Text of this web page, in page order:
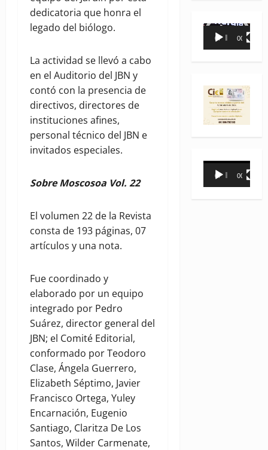
dedicatoria que honra el
legado del biólogo.
La actividad se llevó a cabo
en el Auditorio del JBN y
contó con la presencia de
directivos, directores de
instituciones afines,
personal técnico del JBN e
invitados especiales.
Sobre Moscosoa Vol. 22
El volumen 22 de la Revista
consta de 193 páginas, 07
artículos y una nota.
Fue coordinado y
elaborado por un equipo
integrado por Pedro
Suárez, director general del
JBN; el Comité Editorial,
conformado por Teodoro
Clase, Ángela Guerrero,
Elizabeth Séptimo, Javier
Francisco Ortega, Yuley
Encarnación, Eugenio
Santiago, Claritza De Los
Santos, Wilder Carmenate,
Reproductor
00:00 00:35
Reproductor
00:00 00:31